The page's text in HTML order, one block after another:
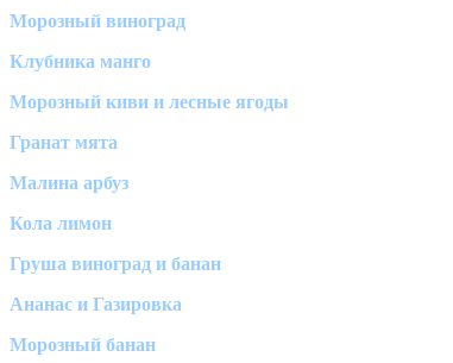
Морозный виноград
Клубника манго
Морозный киви и лесные ягоды
Гранат мята
Малина арбуз
Кола лимон
Груша виноград и банан
Ананас и Газировка
Морозный банан